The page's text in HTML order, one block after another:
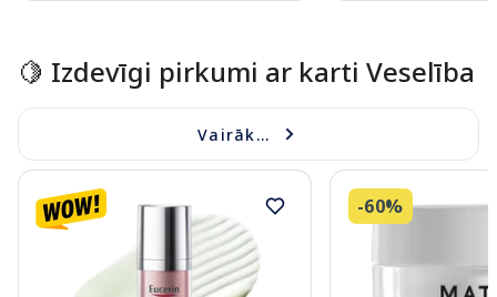
🍋 Izdevīgi pirkumi ar karti Veselība
Vairāk...
-60%